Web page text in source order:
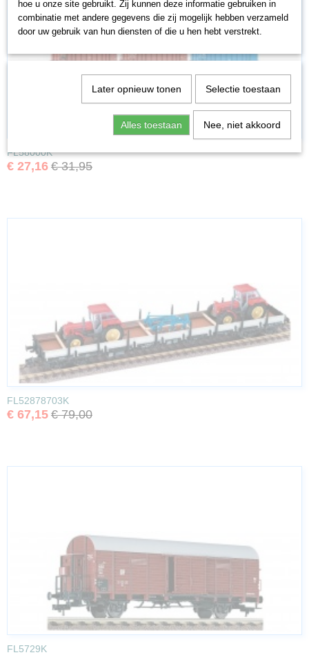
FL58000K
€ 27,16 € 31,95
FL52878703K
€ 67,15 € 79,00
FL5729K
hoe u onze site gebruikt. Zij kunnen deze informatie gebruiken in
combinatie met andere gegevens die zij mogelijk hebben verzameld
door uw gebruik van hun diensten of die u hen hebt verstrekt.
Later opnieuw tonen Selectie toestaan
Alles toestaan Nee, niet akkoord